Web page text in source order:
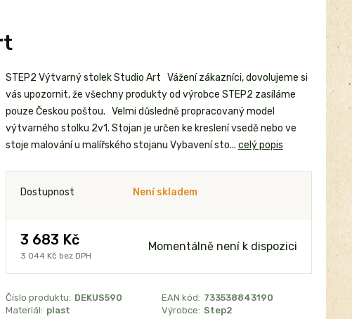
STEP2 Výtvarný stolek Studio Art Vážení zákazníci, dovolujeme si
vás upozornit, že všechny produkty od výrobce STEP2 zasíláme
pouze Českou poštou. Velmi důsledně propracovaný model
výtvarného stolku 2v1. Stojan je určen ke kreslení vsedě nebo ve
stoje malování u malířského stojanu Vybavení sto... celý popis
Dostupnost Není skladem
3 683 Kč
3 044 Kč bez DPH
Momentálně není k dispozici
Číslo produktu: DEKUS590 EAN kód: 733538843190
Materiál: plast Výrobce: Step2